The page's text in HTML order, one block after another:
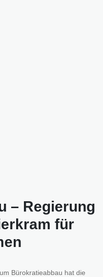
– Regierung
für
Bürokratieabbau hat die